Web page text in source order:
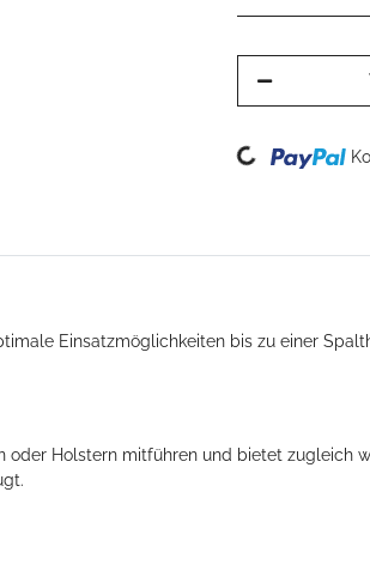
Loading...
Einsatzmöglichkeiten bis zu einer
oder Holstern mitführen und bietet zugleich